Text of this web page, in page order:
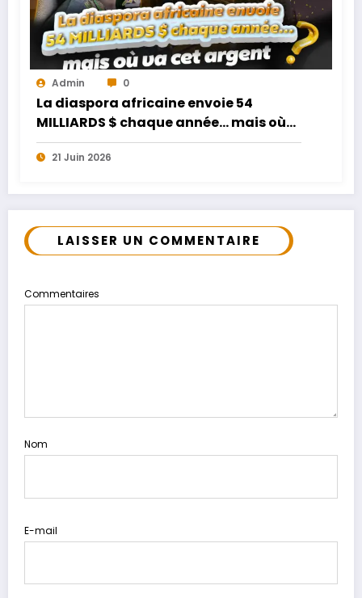
Admin 0
La diaspora africaine envoie 54
MILLIARDS $ chaque année… mais où
va cet argent ?
21 Juin 2026
LAISSER UN COMMENTAIRE
Commentaires
Nom
E-mail